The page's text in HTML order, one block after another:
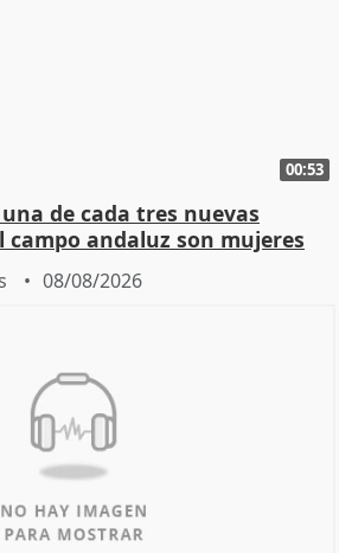
00:53
de cada tres nuevas
campo andaluz son mujeres
08/08/2026